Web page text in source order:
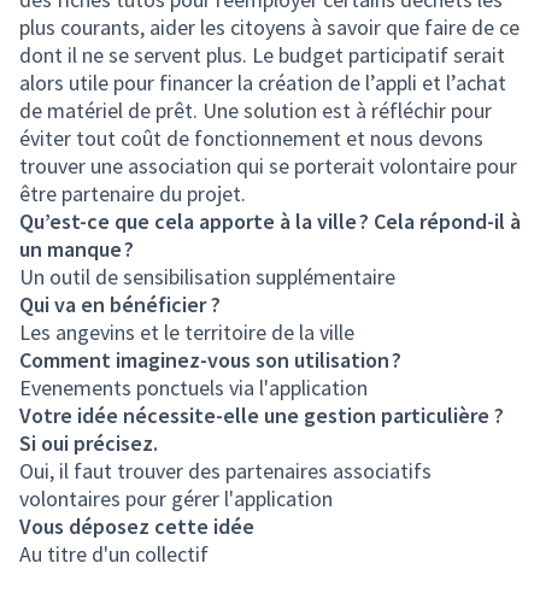
plus courants, aider les citoyens à savoir que faire de ce
dont il ne se servent plus. Le budget participatif serait
alors utile pour financer la création de l’appli et l’achat
de matériel de prêt. Une solution est à réfléchir pour
éviter tout coût de fonctionnement et nous devons
trouver une association qui se porterait volontaire pour
être partenaire du projet.
Qu’est-ce que cela apporte à la ville ? Cela répond-il à
un manque ?
Un outil de sensibilisation supplémentaire
Qui va en bénéficier ?
Les angevins et le territoire de la ville
Comment imaginez-vous son utilisation ?
Evenements ponctuels via l'application
Votre idée nécessite-elle une gestion particulière ?
Si oui précisez.
Oui, il faut trouver des partenaires associatifs
volontaires pour gérer l'application
Vous déposez cette idée
Au titre d'un collectif